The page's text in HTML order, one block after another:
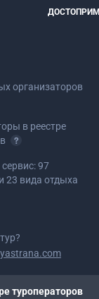
организаторов
в реестре
97
23 вида отдыха
туроператоров